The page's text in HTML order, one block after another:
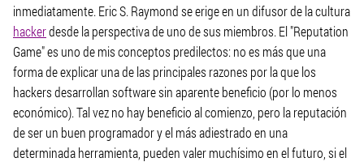
inmediatamente. Eric S. Raymond se erige en un difusor de la cultura
hackerdesde la perspectiva de uno de sus miembros. El "Reputation
Game" es uno de mis conceptos predilectos: no es más que una
forma de explicar una de las principales razones por la que los
hackers desarrollan software sin aparente beneficio (por lo menos
económico). Tal vez no hay beneficio al comienzo, pero la reputación
de ser un buen programador y el más adiestrado en una
determinada herramienta, pueden valer muchísimo en el futuro, si el